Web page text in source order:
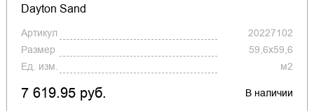
Dayton Sand
Артикул
20227102
Размер
59,6x59,6
Ед. изм.
м2
7 619.95 руб. В наличии